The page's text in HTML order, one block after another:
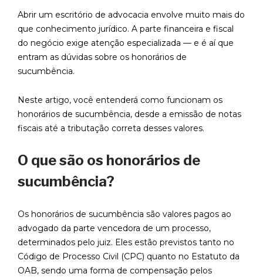
Abrir um escritório de advocacia envolve muito mais do
que conhecimento jurídico. A parte financeira e fiscal
do negócio exige atenção especializada — e é aí que
entram as dúvidas sobre os honorários de
sucumbência.
Neste artigo, você entenderá como funcionam os
honorários de sucumbência, desde a emissão de notas
fiscais até a tributação correta desses valores.
O que são os honorários de
sucumbência?
Os honorários de sucumbência são valores pagos ao
advogado da parte vencedora de um processo,
determinados pelo juiz. Eles estão previstos tanto no
Código de Processo Civil (CPC) quanto no Estatuto da
OAB, sendo uma forma de compensação pelos